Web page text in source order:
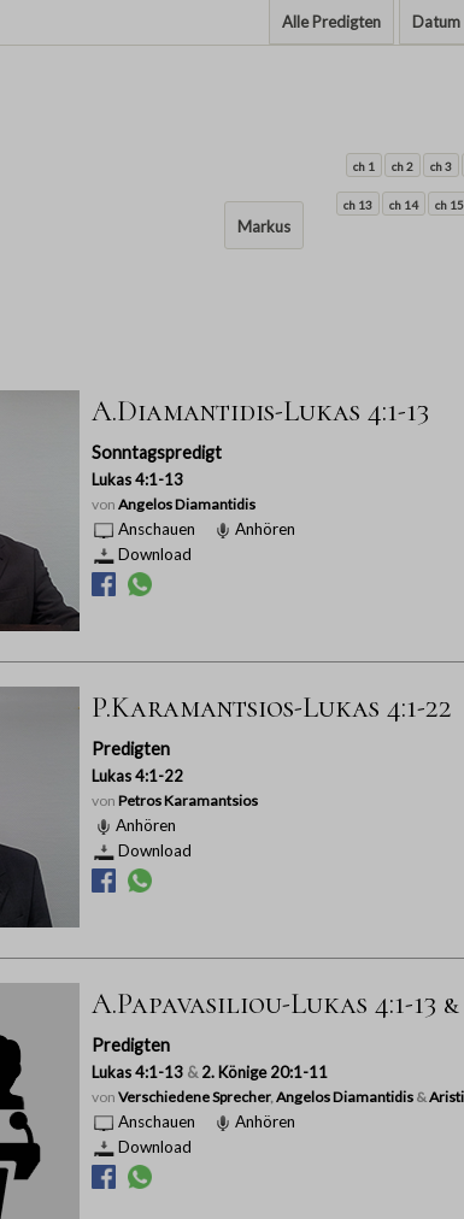
Alle Predigten Datum
Markus
ch 1 ch 2 ch 3
ch 13 ch 14 ch 15
A.Diamantidis-Lukas 4:1-13
Sonntagspredigt
Lukas 4:1-13
von Angelos Diamantidis
Anschauen
Anhören
Download
P.Karamantsios-Lukas 4:1-22
Predigten
Lukas 4:1-22
von Petros Karamantsios
Anhören
Download
A.Papavasiliou-Lukas 4:1-13
Predigten
Lukas 4:1-13 & 2. Könige 20:1-11
von Verschiedene Sprecher,Angelos Diamantidis &
Anschauen
Anhören
Download